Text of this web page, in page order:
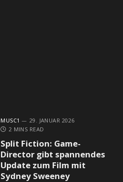
MUSC1
29. JANUAR 2026
2 MINS READ
Split Fiction: Game-
Director gibt spannendes
Update zum Film mit
Sydney Sweeney